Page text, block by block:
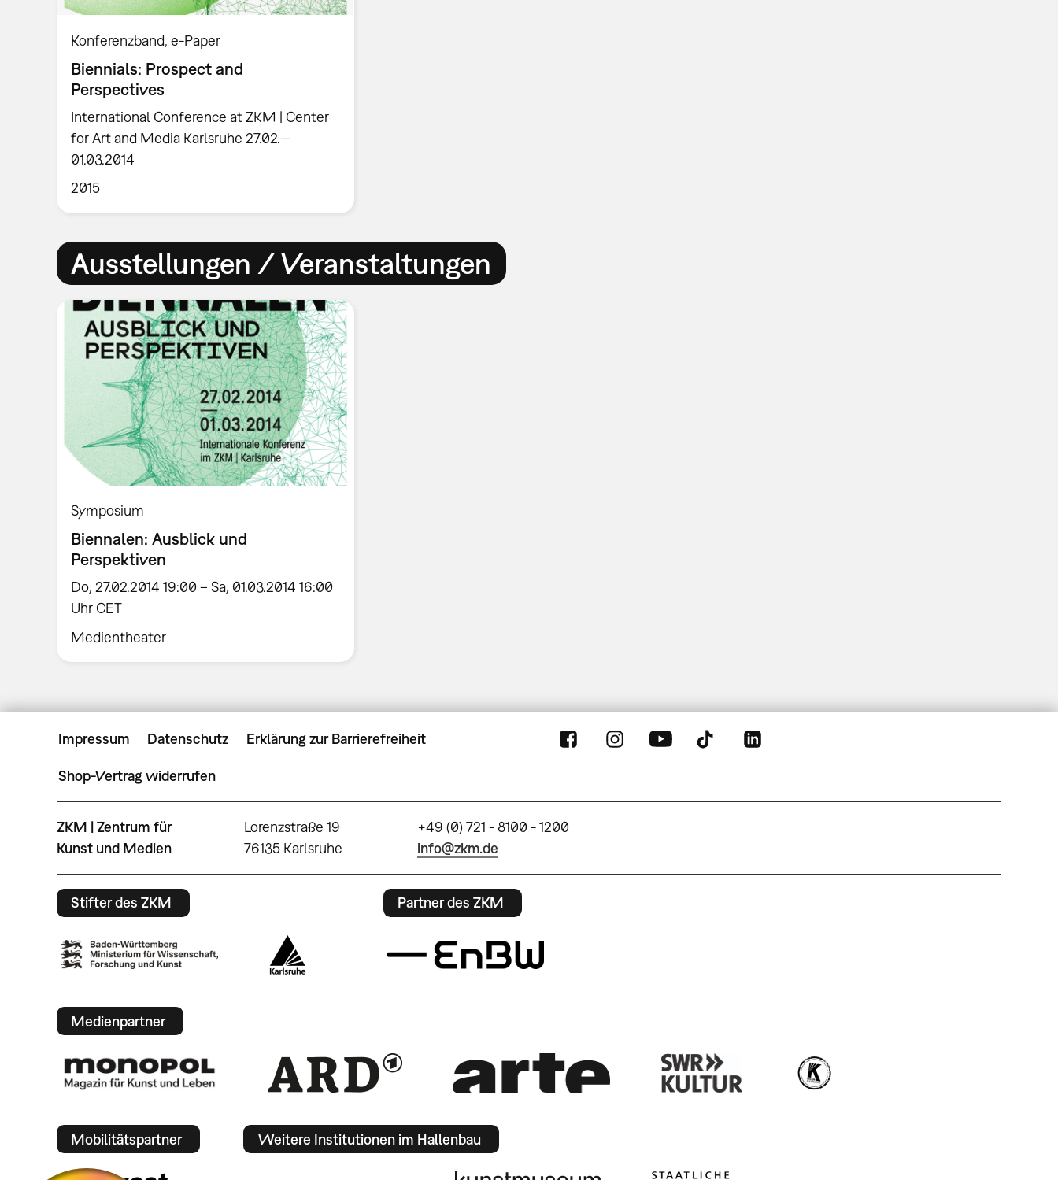
Konferenzband e-Paper
Biennials: Prospect and
Perspectives
International Conference at ZKM | Center
for Art and Media Karlsruhe 27.02.—
01.03.2014
2015
Ausstellungen / Veranstaltungen
Symposium
Biennalen: Ausblick und
Perspektiven
Do, 27.02.2014 19:00 – Sa, 01.03.2014 16:00
Uhr CET
Medientheater
Impressum Datenschutz Erklärung zur Barrierefreiheit
Shop-Vertrag widerrufen
ZKM | Zentrum für
Kunst und Medien
Lorenzstraße 19
76135 Karlsruhe
+49 (0) 721 - 8100 - 1200
info@zkm.de
Stifter des ZKM Partner des ZKM
Medienpartner
Mobilitätspartner Weitere Institutionen im Hallenbau